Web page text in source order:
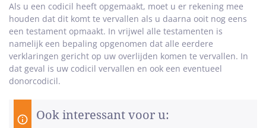
Als u een codicil heeft opgemaakt, moet u er rekening mee
houden dat dit komt te vervallen als u daarna ooit nog eens
een testament opmaakt. In vrijwel alle testamenten is
namelijk een bepaling opgenomen dat alle eerdere
verklaringen gericht op uw overlijden komen te vervallen. In
dat geval is uw codicil vervallen en ook een eventueel
donorcodicil.
Ook interessant voor u: